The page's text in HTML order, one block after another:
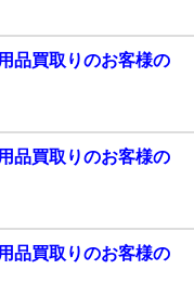
品買取りのお客様の
品買取りのお客様の
品買取りのお客様の